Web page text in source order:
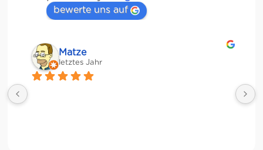
bewerte uns auf
Matze
letztes Jahr